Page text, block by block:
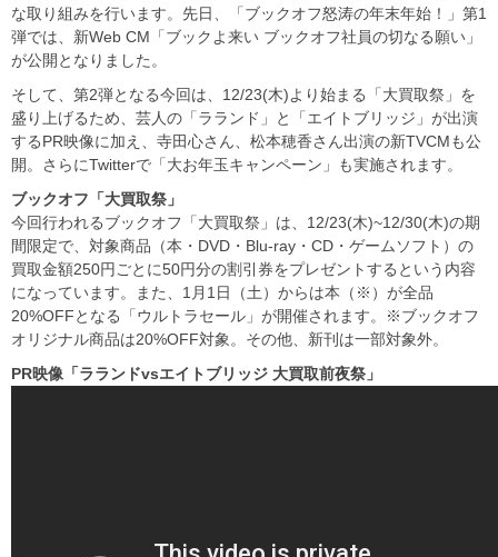
な取り組みを行います。先日、「ブックオフ怒涛の年末年始！」第1
弾では、新Web CM「ブックよ来い ブックオフ社員の切なる願い」
が公開となりました。
そして、第2弾となる今回は、12/23(木)より始まる「大買取祭」を
盛り上げるため、芸人の「ラランド」と「エイトブリッジ」が出演
するPR映像に加え、寺田心さん、松本穂香さん出演の新TVCMも公
開。さらにTwitterで「大お年玉キャンペーン」も実施されます。
ブックオフ「大買取祭」
今回行われるブックオフ「大買取祭」は、12/23(木)~12/30(木)の期
間限定で、対象商品（本・DVD・Blu-ray・CD・ゲームソフト）の
買取金額250円ごとに50円分の割引券をプレゼントするという内容
になっています。また、1月1日（土）からは本（※）が全品
20%OFFとなる「ウルトラセール」が開催されます。※ブックオフ
オリジナル商品は20%OFF対象。その他、新刊は一部対象外。
PR映像「ラランドvsエイトブリッジ 大買取前夜祭」